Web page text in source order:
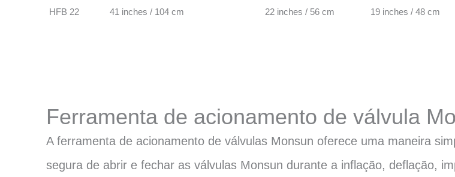
HFB 22 41 inches / 104 cm 22 inches / 56 cm 19 inches / 48 cm
Ferramenta de acionamento de válvula
A ferramenta de acionamento de válvulas Monsun oferece uma maneira
segura de abrir e fechar as válvulas Monsun durante a inflação, deflação,